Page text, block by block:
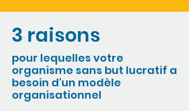
3 raisons
pour lequelles votre
organisme sans but lucratif a
besoin d'un modèle
organisationnel